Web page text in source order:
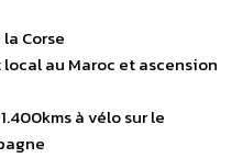
Corse
au Maroc et ascension
à vélo sur le